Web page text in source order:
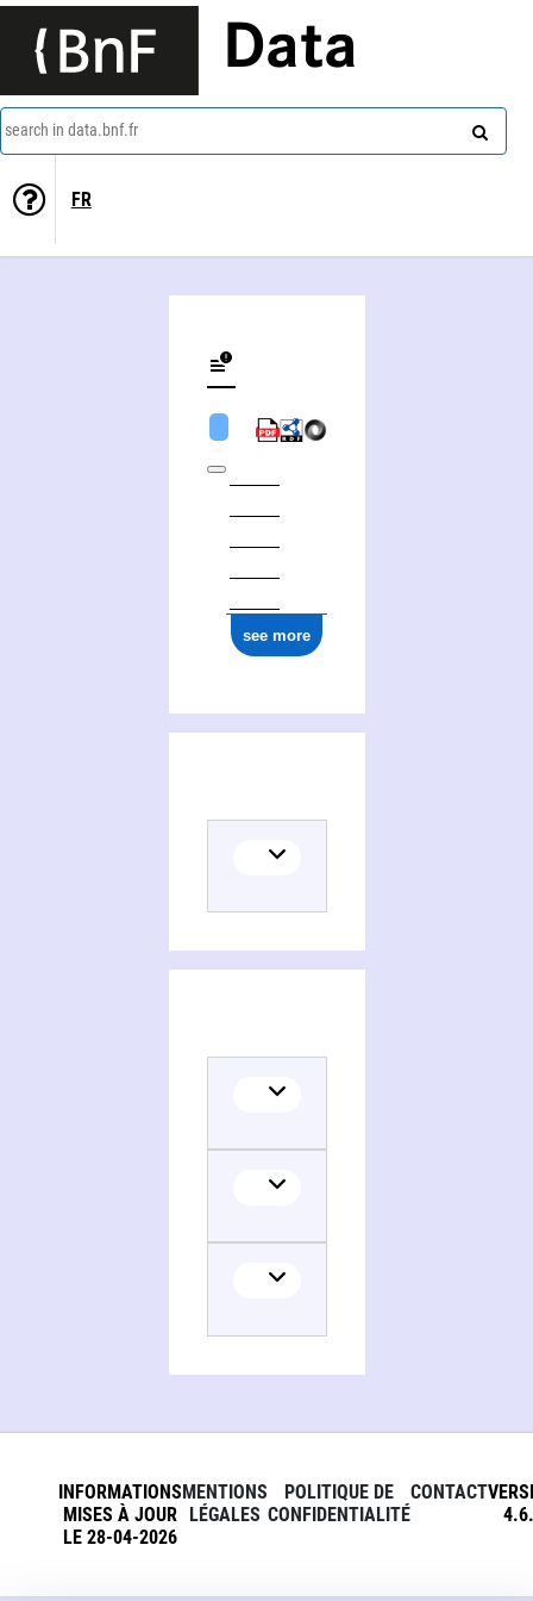
Data
search in data.bnf.fr
FR
see more
INFORMATIONS
MISES À JOUR
LE 28-04-2026
MENTIONS
LÉGALES
POLITIQUE DE
CONFIDENTIALITÉ
CONTACT